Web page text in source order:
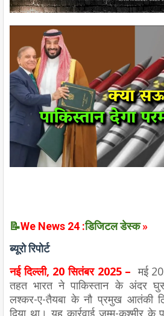
📝We News 24 :डिजिटल डेस्क »
ब्यूरो रिपोर्ट
नई दिल्ली, 20 सितंबर 2025 – मई
तहत भारत ने पाकिस्तान के अंदर
लश्कर-ए-तैयबा के नौ प्रमुख आतंकी
दिया था। यह कार्रवाई जम्मू-कश्मीर